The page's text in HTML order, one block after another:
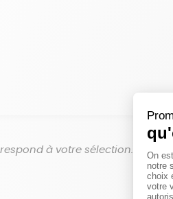
à votre sélection.